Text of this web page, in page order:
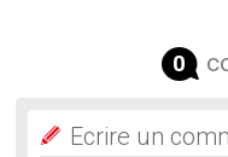
0
Ecrire un